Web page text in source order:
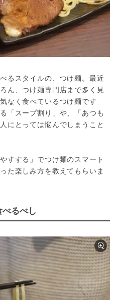
るスタイルの、つけ麺。最近
ん、つけ麺専門店まで多く見
なく食べているつけ麺です
「スープ割り」や、「あつも
にとっては悩んでしまうこと
すする」でつけ麺のスマート
た楽しみ方を教えてもらいま
るべし